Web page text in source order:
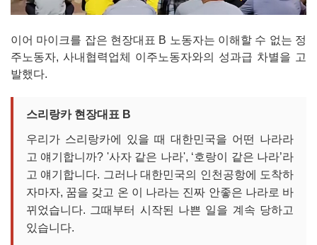
이어 마이크를 잡은 현장대표 B 노동자는 이해할 수 없는 정
주노동자, 사내협력업체 이주노동자와의 성과급 차별을 고
발했다.
스리랑카 현장대표 B
우리가 스리랑카에 있을 때 대한민국을 어떤 나라라
고 얘기합니까? '사자 같은 나라', ‘호랑이 같은 나라’라
고 얘기합니다. 그러나 대한민국의 인천공항에 도착하
자마자, 꿈을 갖고 온 이 나라는 진짜 안좋은 나라로 바
뀌었습니다. 그때부터 시작된 나쁜 일을 계속 당하고
있습니다.